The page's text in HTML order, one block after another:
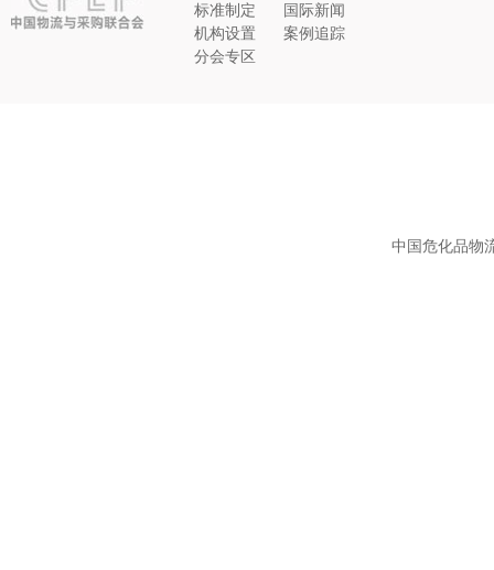
标准制定
机构设置
分会专区
国际新闻
案例追踪
中国危化品物